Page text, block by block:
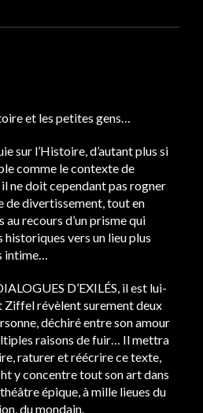
et les petites gens…
sur l’Histoire, d’autant plus si
comme le contexte de
il ne doit cependant pas rogner
de divertissement, tout en
recours d’un prisme qui
vers un lieu plus
intime…
D’EXILÉS, il est lui-
Ziffel révèlent surement deux
déchiré entre son amour
raisons de fuir… Il mettra
raturer et réécrire ce texte,
y concentre tout son art dans
épique, à mille lieues du
du mondain.